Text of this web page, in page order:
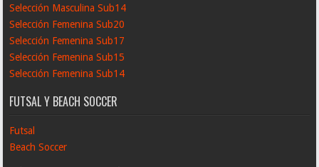
Selección Masculina Sub14
Selección Femenina Sub20
Selección Femenina Sub17
Selección Femenina Sub15
Selección Femenina Sub14
FUTSAL Y BEACH SOCCER
Futsal
Beach Soccer